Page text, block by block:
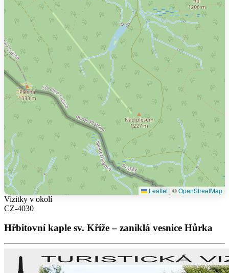
Leaflet | ©OpenStreetMap
Vizitky v okolí
CZ-4030
Hřbitovní kaple sv. Kříže – zaniklá vesnice Hůrka